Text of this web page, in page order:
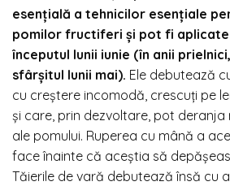
esențială a tehnicilor esențiale
pomilor fructiferi și pot fi aplicate
începutul lunii iunie (în anii
sfârșitul lunii mai). Ele debutează
cu creștere incomodă, crescuți pe
și care, prin dezvoltare, pot
ale pomului. Ruperea cu mână a
face înainte că aceștia să
Tăierile de vară debutează însă cu